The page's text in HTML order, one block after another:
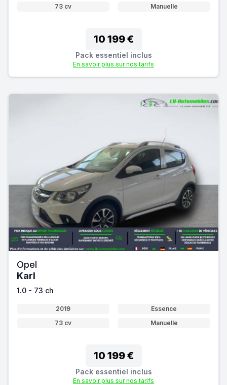
73 cv
Manuelle
10 199 €
Pack essentiel inclus
En savoir plus sur nos tarifs
Opel
Karl
1.0 - 73 ch
2019
Essence
73 cv
Manuelle
10 199 €
Pack essentiel inclus
En savoir plus sur nos tarifs